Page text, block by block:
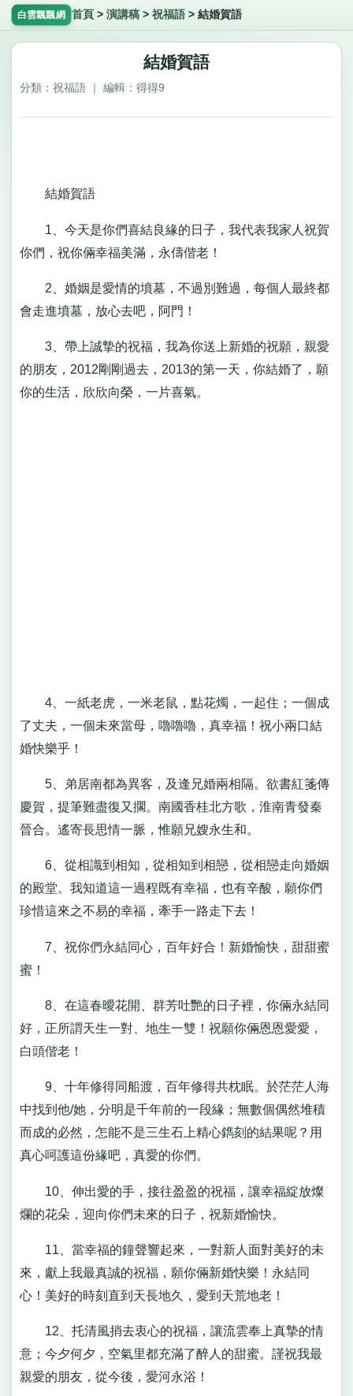
白雲飄飄網 首頁 > 演講稿> 祝福語> 結婚賀語
結婚賀語
分類：祝福語 ｜ 編輯：得得9
結婚賀語
1、今天是你們喜結良緣的日子，我代表我家人祝賀
你們，祝你倆幸福美滿，永儔偕老！
2、婚姻是愛情的墳墓，不過別難過，每個人最終都
會走進墳墓，放心去吧，阿門！
3、帶上誠摯的祝福，我為你送上新婚的祝願，親愛
的朋友，2012剛剛過去，2013的第一天，你結婚了，願
你的生活，欣欣向榮，一片喜氣。
4、一紙老虎，一米老鼠，點花燭，一起住；一個成
了丈夫，一個未來當母，嚕嚕嚕，真幸福！祝小兩口結
婚快樂乎！
5、弟居南都為異客，及逢兄婚兩相隔。欲書紅箋傳
慶賀，提筆難盡復又擱。南國香桂北方歌，淮南青發秦
晉合。遙寄長思情一脈，惟願兄嫂永生和。
6、從相識到相知，從相知到相戀，從相戀走向婚姻
的殿堂。我知道這一過程既有幸福，也有辛酸，願你們
珍惜這來之不易的幸福，牽手一路走下去！
7、祝你們永結同心，百年好合！新婚愉快，甜甜蜜
蜜！
8、在這春曖花開、群芳吐艷的日子裡，你倆永結同
好，正所謂天生一對、地生一雙！祝願你倆恩恩愛愛，
白頭偕老！
9、十年修得同船渡，百年修得共枕眠。於茫茫人海
中找到他/她，分明是千年前的一段緣；無數個偶然堆積
而成的必然，怎能不是三生石上精心鐫刻的結果呢？用
真心呵護這份緣吧，真愛的你們。
10、伸出愛的手，接往盈盈的祝福，讓幸福綻放燦
爛的花朵，迎向你們未來的日子，祝新婚愉快。
11、當幸福的鐘聲響起來，一對新人面對美好的未
來，獻上我最真誠的祝福，願你倆新婚快樂！永結同
心！美好的時刻直到天長地久，愛到天荒地老！
12、托清風捎去衷心的祝福，讓流雲奉上真摯的情
意；今夕何夕，空氣里都充滿了醉人的甜蜜。謹祝我最
親愛的朋友，從今後，愛河永浴！